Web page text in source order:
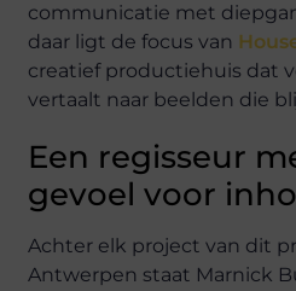
communicatie met
daar ligt de focus van
creatief productiehuis dat
vertaalt naar beelden die
Een regisseur
gevoel voor
Achter elk project van dit
Antwerpen staat Marnick